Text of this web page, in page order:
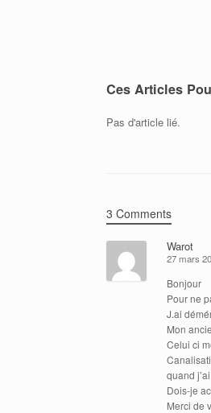
Ces Articles
Pas d'article lié.
3 Comments
Warot
27 mars
Bonjour
Pour ne
J.ai
Mon
Celui ci
quand
Dois-je
Merci de